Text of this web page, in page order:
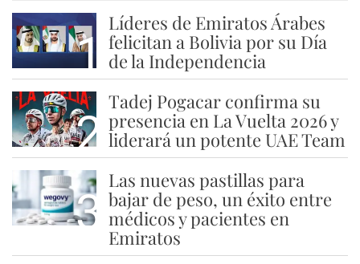
1
Líderes de Emiratos Árabes
felicitan a Bolivia por su Día
de la Independencia
2
Tadej Pogacar confirma su
presencia en La Vuelta 2026 y
liderará un potente UAE Team
3
Las nuevas pastillas para
bajar de peso, un éxito entre
médicos y pacientes en
Emiratos